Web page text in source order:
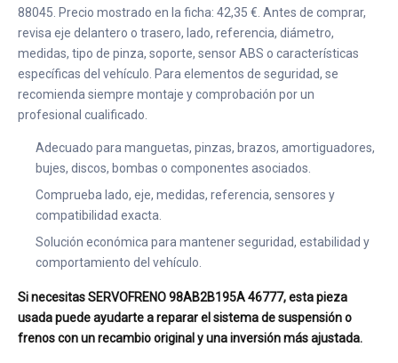
88045. Precio mostrado en la ficha: 42,35 €. Antes de comprar,
revisa eje delantero o trasero, lado, referencia, diámetro,
medidas, tipo de pinza, soporte, sensor ABS o características
específicas del vehículo. Para elementos de seguridad, se
recomienda siempre montaje y comprobación por un
profesional cualificado.
Adecuado para manguetas, pinzas, brazos, amortiguadores,
bujes, discos, bombas o componentes asociados.
Comprueba lado, eje, medidas, referencia, sensores y
compatibilidad exacta.
Solución económica para mantener seguridad, estabilidad y
comportamiento del vehículo.
Si necesitas SERVOFRENO 98AB2B195A 46777, esta pieza
usada puede ayudarte a reparar el sistema de suspensión o
frenos con un recambio original y una inversión más ajustada.